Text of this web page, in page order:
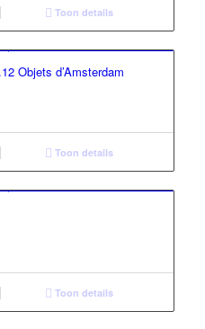
Toon details
Objets d’Amsterdam
Toon details
Toon details